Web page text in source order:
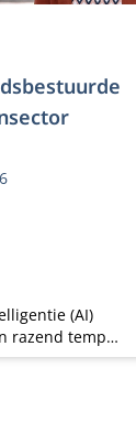
(AI)
razend tempo.